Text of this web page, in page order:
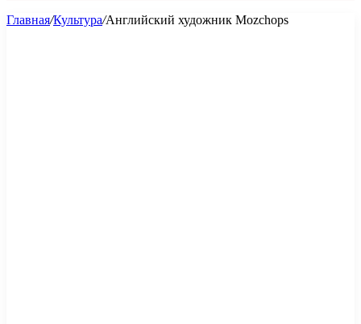
Главная/Культура/Английский художник Mozchops